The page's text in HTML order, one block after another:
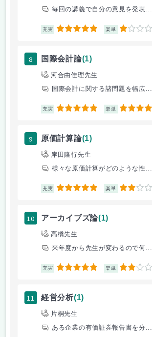
毎回の講義で自分の意見を発表...
充実 5 楽単 1
8 国際会計論(1)
河合由佳理先生
国際会計に関する諸問題を幅広...
充実 5 楽単 4
9 原価計算論(1)
岸田隆行先生
様々な原価計算がどのような性...
充実 5 楽単 2
10 アーカイブズ論(1)
高橋先生
来年度から先生が変わるので何...
充実 5 楽単 2
11 経営分析(1)
片桐先生
ある企業の有価証券報告書を分...